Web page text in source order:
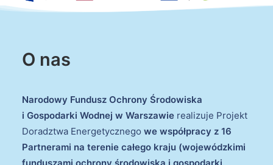
O nas
Narodowy Fundusz Ochrony Środowiska
i Gospodarki Wodnej w Warszawie realizuje Projekt
Doradztwa Energetycznego we współpracy z 16
Partnerami na terenie całego kraju (wojewódzkimi